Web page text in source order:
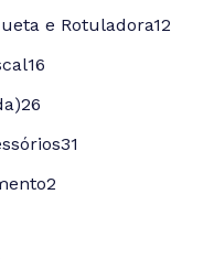
e Rotuladora12
16
26
31
2